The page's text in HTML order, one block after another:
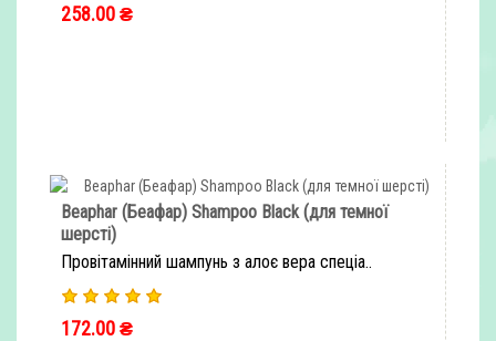
258.00 ₴
Beaphar (Беафар) Shampoo Black (для темної
шерсті)
Провітамінний шампунь з алоє вера спеціа..
172.00 ₴